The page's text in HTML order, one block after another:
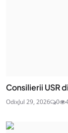
Consilierii USR
OdixJul 29, 2026 0